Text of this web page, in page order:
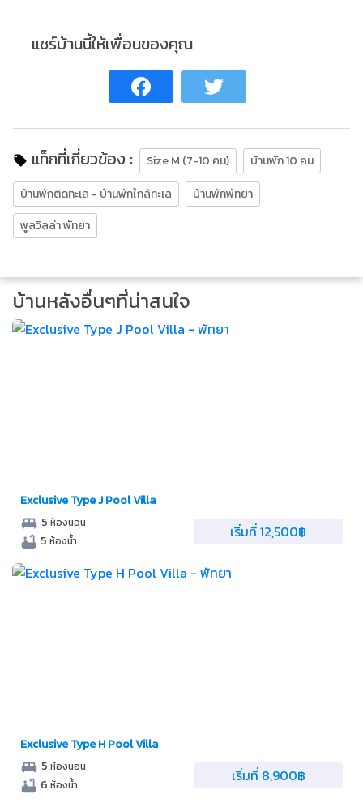
แชร์บ้านนี้ให้เพื่อนของคุณ
แท็กที่เกี่ยวข้อง : Size M (7-10 คน)
บ้านพัก 10 คน
บ้านพักติดทะเล - บ้านพักใกล้ทะเล
บ้านพักพัทยา
พูลวิลล่า พัทยา
บ้านหลังอื่นๆที่น่าสนใจ
Exclusive Type J Pool Villa
5 ห้องนอน
5 ห้องน้ำ เริ่มที่ 12,500฿
Exclusive Type H Pool Villa
5 ห้องนอน
6 ห้องน้ำ เริ่มที่ 8,900฿